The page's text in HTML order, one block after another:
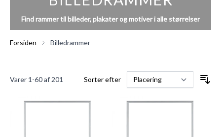
Find rammer til billeder, plakater og motiver i alle størrelser
Forsiden Billedrammer
Varer 1 -60af 201 Sorter efter